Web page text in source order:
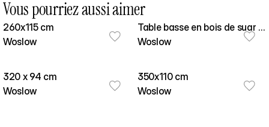
Vous pourriez aussi aimer
260x115 cm
Woslow
Table basse en bois de suar -
Copa 100cm
Woslow
320 x 94 cm
Woslow
350x110 cm
Woslow